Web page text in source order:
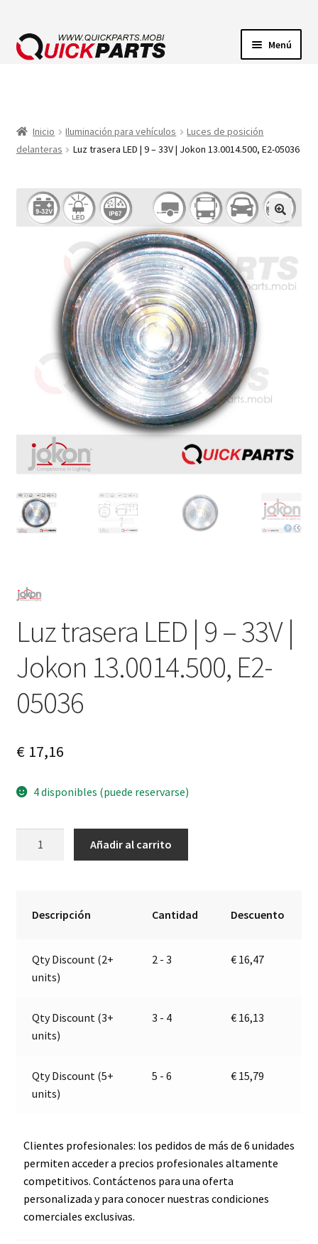
Menú
BOMBAS
CLAXONES
Inicio Iluminación para vehículos
Luces de posición
delanteras
Luz trasera LED | 9 – 33V | Jokon 13.0014.500, E2-05036
Luz trasera LED | 9 – 33V |
Jokon 13.0014.500, E2-
05036
€17,16
4 disponibles (puede reservarse)
Jokon
05036
Añadir al carrito
Descripción Cantidad Descuento
Qty Discount (2+
units)
2 - 3 € 16,47
Qty Discount (3+
units)
3 - 4 € 16,13
Qty Discount (5+
units)
5 - 6 € 15,79
Clientes profesionales: los pedidos de más de 6 unidades
permiten acceder a precios profesionales altamente
competitivos. Contáctenos para una oferta
personalizada y para conocer nuestras condiciones
comerciales exclusivas.